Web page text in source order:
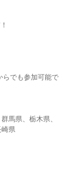
らでも参加可能で
馬県、栃木県、
県